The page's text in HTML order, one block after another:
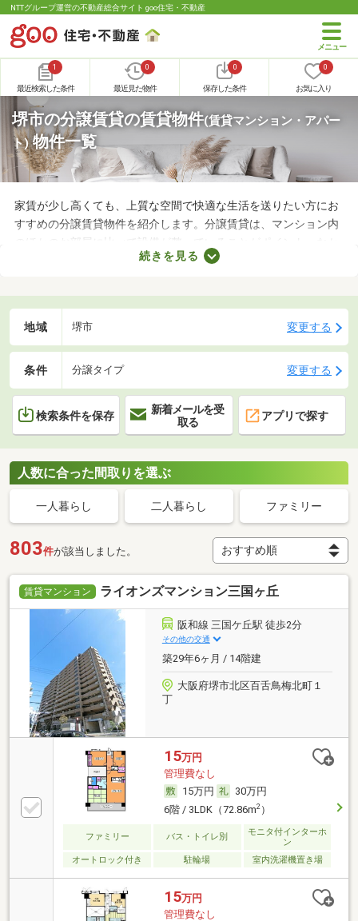
NTTグループ運営の不動産総合サイト goo住宅・不動産
1
最近検索した条件
0
最近見た物件
0
保存した条件
0
お気に入り
堺市の分譲賃貸の賃貸物件(賃貸マンション・アパー
ト)物件一覧
家賃が少し高くても、上質な空間で快適な生活を送りたい方にお
すすめの分譲賃貸物件を紹介します。分譲賃貸は、マンション内
のほかのお部屋に比べて設備が整っていることがポイント。なか
には高級感のある内装に整えられた物件もあるので、グレードの
貸物件のなかから、気になるお部屋を見つけてくださいね。
続きを見る
地域 堺市 変更する
条件 分譲タイプ 変更する
検索条件を保存
新着メールを受
取る
アプリで探す
人数に合った間取りを選ぶ
一人暮らし 二人暮らし ファミリー
803件が該当しました。
賃貸マンション ライオンズマンション三国ヶ丘
阪和線 三国ケ丘駅 徒歩2分
その他の交通
築29年6ヶ月 / 14階建
大阪府堺市北区百舌鳥梅北町１
丁
15万円
管理費なし
15万円
30万円
6階 / 3LDK（72.86m2）
ファミリー バス・トイレ別
モニタ付インターホ
ン
オートロック付き
駐輪場 室内洗濯機置き場
15万円
管理費なし